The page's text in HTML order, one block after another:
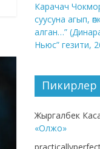
Карачач
суусуна агып,
алган…”
Ньюс” гезити,
Пикирлер
Жыргалбек
«Олжо»